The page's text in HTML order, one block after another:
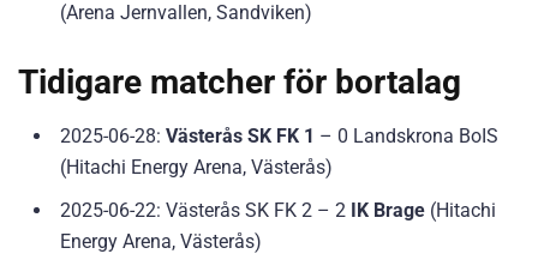
(Arena Jernvallen, Sandviken)
Tidigare matcher för bortalag
2025-06-28: Västerås SK FK 1 – 0 Landskrona BoIS
(Hitachi Energy Arena, Västerås)
2025-06-22: Västerås SK FK 2 – 2
IK Brage (Hitachi
Energy Arena, Västerås)